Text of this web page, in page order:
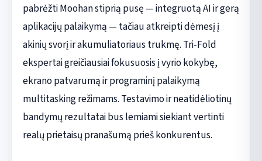
pabrėžti Moohan stiprią pusę — integruotą AI ir gerą
aplikacijų palaikymą — tačiau atkreipti dėmesį į
akinių svorį ir akumuliatoriaus trukmę. Tri-Fold
ekspertai greičiausiai fokusuosis į vyrio kokybę,
ekrano patvarumą ir programinį palaikymą
multitasking režimams. Testavimo ir neatidėliotinų
bandymų rezultatai bus lemiami siekiant vertinti
realų prietaisų pranašumą prieš konkurentus.